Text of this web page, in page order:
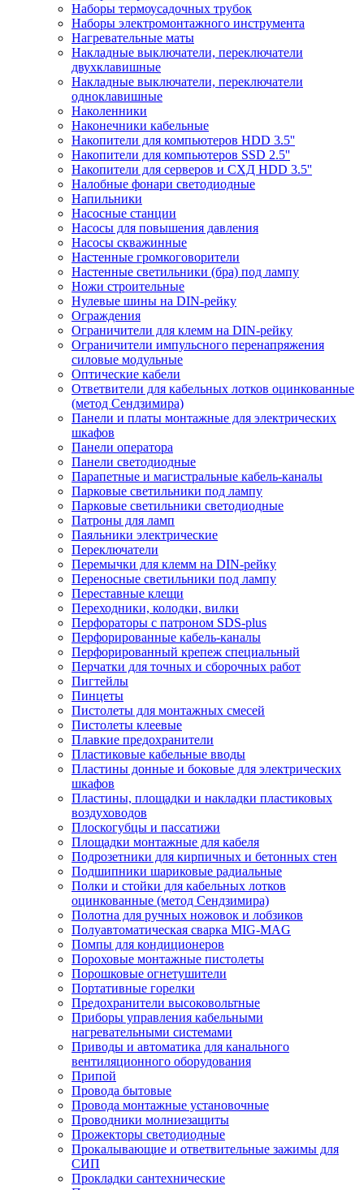
Наборы термоусадочных трубок
Наборы электромонтажного инструмента
Нагревательные маты
Накладные выключатели, переключатели
двухклавишные
Накладные выключатели, переключатели
одноклавишные
Наколенники
Наконечники кабельные
Накопители для компьютеров HDD 3.5''
Накопители для компьютеров SSD 2.5''
Накопители для серверов и СХД HDD 3.5''
Налобные фонари светодиодные
Напильники
Насосные станции
Насосы для повышения давления
Насосы скважинные
Настенные громкоговорители
Настенные светильники (бра) под лампу
Ножи строительные
Нулевые шины на DIN-рейку
Ограждения
Ограничители для клемм на DIN-рейку
Ограничители импульсного перенапряжения
силовые модульные
Оптические кабели
Ответвители для кабельных лотков оцинкованные
(метод Сендзимира)
Панели и платы монтажные для электрических
шкафов
Панели оператора
Панели светодиодные
Парапетные и магистральные кабель-каналы
Парковые светильники под лампу
Парковые светильники светодиодные
Патроны для ламп
Паяльники электрические
Переключатели
Перемычки для клемм на DIN-рейку
Переносные светильники под лампу
Переставные клещи
Переходники, колодки, вилки
Перфораторы с патроном SDS-plus
Перфорированные кабель-каналы
Перфорированный крепеж специальный
Перчатки для точных и сборочных работ
Пигтейлы
Пинцеты
Пистолеты для монтажных смесей
Пистолеты клеевые
Плавкие предохранители
Пластиковые кабельные вводы
Пластины донные и боковые для электрических
шкафов
Пластины, площадки и накладки пластиковых
воздуховодов
Плоскогубцы и пассатижи
Площадки монтажные для кабеля
Подрозетники для кирпичных и бетонных стен
Подшипники шариковые радиальные
Полки и стойки для кабельных лотков
оцинкованные (метод Сендзимира)
Полотна для ручных ножовок и лобзиков
Полуавтоматическая сварка MIG-MAG
Помпы для кондиционеров
Пороховые монтажные пистолеты
Порошковые огнетушители
Портативные горелки
Предохранители высоковольтные
Приборы управления кабельными
нагревательными системами
Приводы и автоматика для канального
вентиляционного оборудования
Припой
Провода бытовые
Провода монтажные установочные
Проводники молниезащиты
Прожекторы светодиодные
Прокалывающие и ответвительные зажимы для
СИП
Прокладки сантехнические